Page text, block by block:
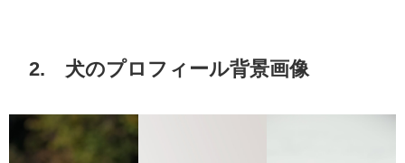
2. 犬のプロフィール背景画像